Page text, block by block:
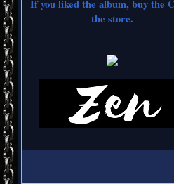
If you liked the album, buy the
the store.